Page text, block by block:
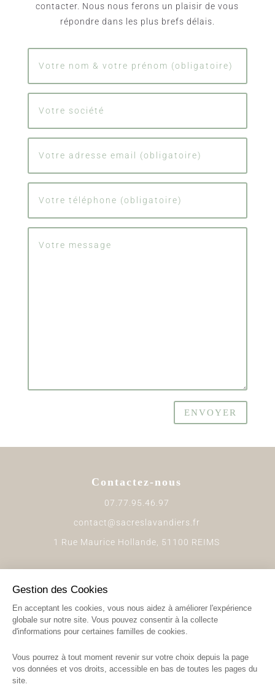
contacter. Nous nous ferons un plaisir de vous
répondre dans les plus brefs délais.
ENVOYER
Contactez-nous
07.77.95.46.97
contact@sacreslavandiers.fr
1 Rue Maurice Hollande, 51100 REIMS
Suivez-nous
Gestion des Cookies
En acceptant les cookies, vous nous aidez à améliorer l'expérience
globale sur notre site. Vous pouvez consentir à la collecte
d'informations pour certaines familles de cookies.
Vous pourrez à tout moment revenir sur votre choix depuis la page
vos données et vos droits, accessible en bas de toutes les pages du
site.